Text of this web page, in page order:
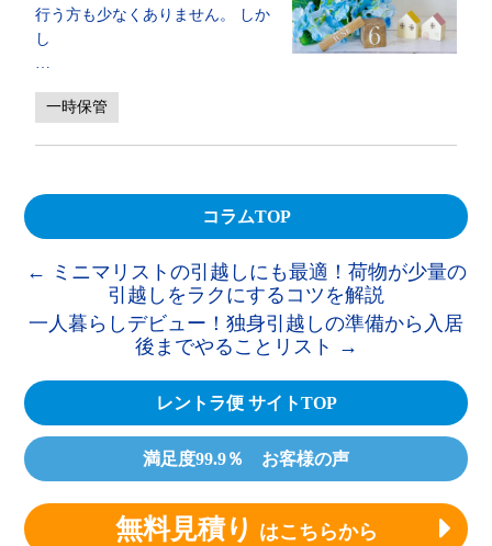
行う方も少なくありません。 しか
し
一時保管
コラムTOP
← ミニマリストの引越しにも最適！荷物が少量の
引越しをラクにするコツを解説
一人暮らしデビュー！独身引越しの準備から入居
後までやることリスト →
レントラ便 サイトTOP
満足度99.9％ お客様の声
無料見積り はこちらから